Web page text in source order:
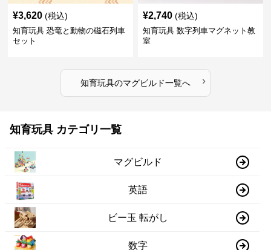
¥3,620 (税込)
知育玩具 恐竜と動物の磁石列車
セット
¥2,740 (税込)
知育玩具 数字列車マグネット教
室
知育玩具のマグビルド一覧へ ›
知育玩具 カテゴリ一覧
マグビルド
英語
ビー玉 転がし
数字